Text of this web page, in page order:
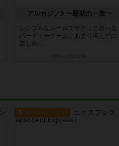
アルカジノ9 〜最期の一葉〜
シンプルなルールでサクッと遊べる
パーティーゲーム。あまり考えずに
楽しめ...
ルール/インスト